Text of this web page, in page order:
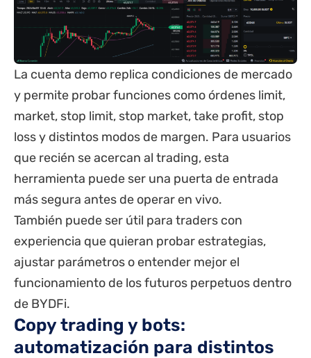
La cuenta demo replica condiciones de mercado
y permite probar funciones como órdenes limit,
market, stop limit, stop market, take profit, stop
loss y distintos modos de margen. Para usuarios
que recién se acercan al trading, esta
herramienta puede ser una puerta de entrada
más segura antes de operar en vivo.
También puede ser útil para traders con
experiencia que quieran probar estrategias,
ajustar parámetros o entender mejor el
funcionamiento de los futuros perpetuos dentro
de BYDFi.
Copy trading y bots:
automatización para distintos